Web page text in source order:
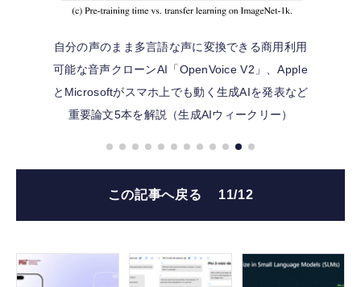
自分の声のまま多言語な声に変換できる商用利用
可能な音声クローンAI「OpenVoice V2」、Apple
とMicrosoftがスマホ上でも動く生成AIを発表など
重要論文5本を解説（生成AIウィークリー）
この記事へ戻る 11/12